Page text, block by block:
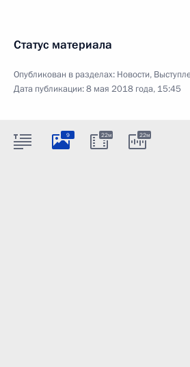
Статус материала
Опубликован в разделах: Новости,
Дата публикации:8 мая 2018 года, 15:45
9 22м 22м